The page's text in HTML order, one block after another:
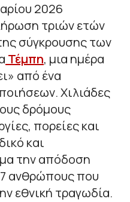
2026
τριών ετών
σύγκρουσης των
Τέμπη, μια ημέρα
από ένα
Χιλιάδες
δρόμους
πορείες και
και
την απόδοση
ανθρώπους που
εθνική τραγωδία.